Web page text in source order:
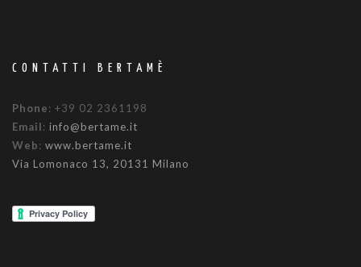
CONTATTI BERTAMÈ
Phone: +39 02 2361198
Email: info@bertame.it
Web: www.bertame.it
Via Lomonaco 13, 20131 Milano